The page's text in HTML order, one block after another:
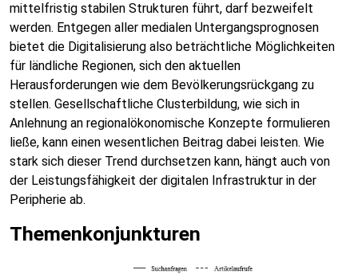
mittelfristig stabilen Strukturen führt, darf bezweifelt
werden. Entgegen aller medialen Untergangsprognosen
bietet die Digitalisierung also beträchtliche Möglichkeiten
für ländliche Regionen, sich den aktuellen
Herausforderungen wie dem Bevölkerungsrückgang zu
stellen. Gesellschaftliche Clusterbildung, wie sich in
Anlehnung an regionalökonomische Konzepte formulieren
ließe, kann einen wesentlichen Beitrag dabei leisten. Wie
stark sich dieser Trend durchsetzen kann, hängt auch von
der Leistungsfähigkeit der digitalen Infrastruktur in der
Peripherie ab.
Themenkonjunkturen